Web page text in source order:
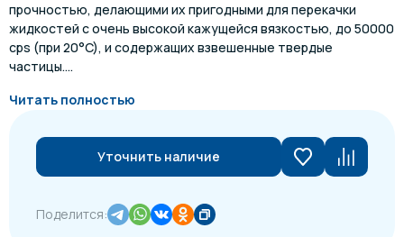
прочностью, делающими их пригодными для перекачки
жидкостей с очень высокой кажущейся вязкостью, до 50000
cps (при 20°C), и содержащих взвешенные твердые
частицы....
Читать полностью
Уточнить наличие
Поделится: